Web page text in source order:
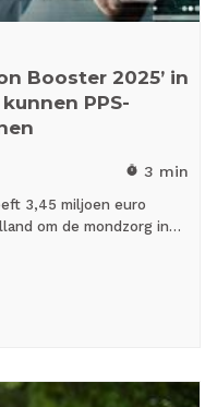
Booster 2025’ in
PPS-
timer 3 min
3,45 miljoen euro
om de mondzorg in…